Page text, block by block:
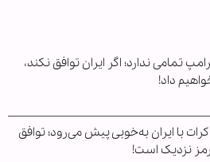
تمامی ندارد؛ اگر ایران توافق نکند،
داد!
با ایران به‌خوبی پیش می‌رود؛ توافق
نزدیک است!